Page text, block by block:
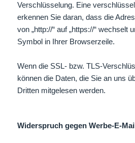
Verschlüsselung. Eine
erkennen Sie daran, dass die
von „http://“ auf „https://“ wechselt
Symbol in Ihrer Browserzeile.
Wenn die SSL- bzw. TLS-
können die Daten, die Sie an uns
Dritten mitgelesen werden.
Widerspruch gegen Werbe-E-